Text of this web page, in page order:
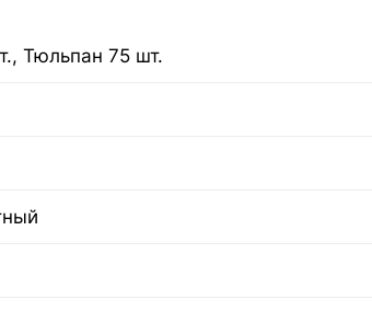
Тюльпан 75 шт.